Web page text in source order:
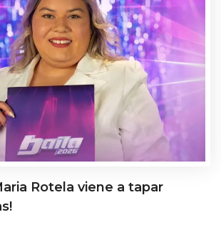
Rotela viene a tapar